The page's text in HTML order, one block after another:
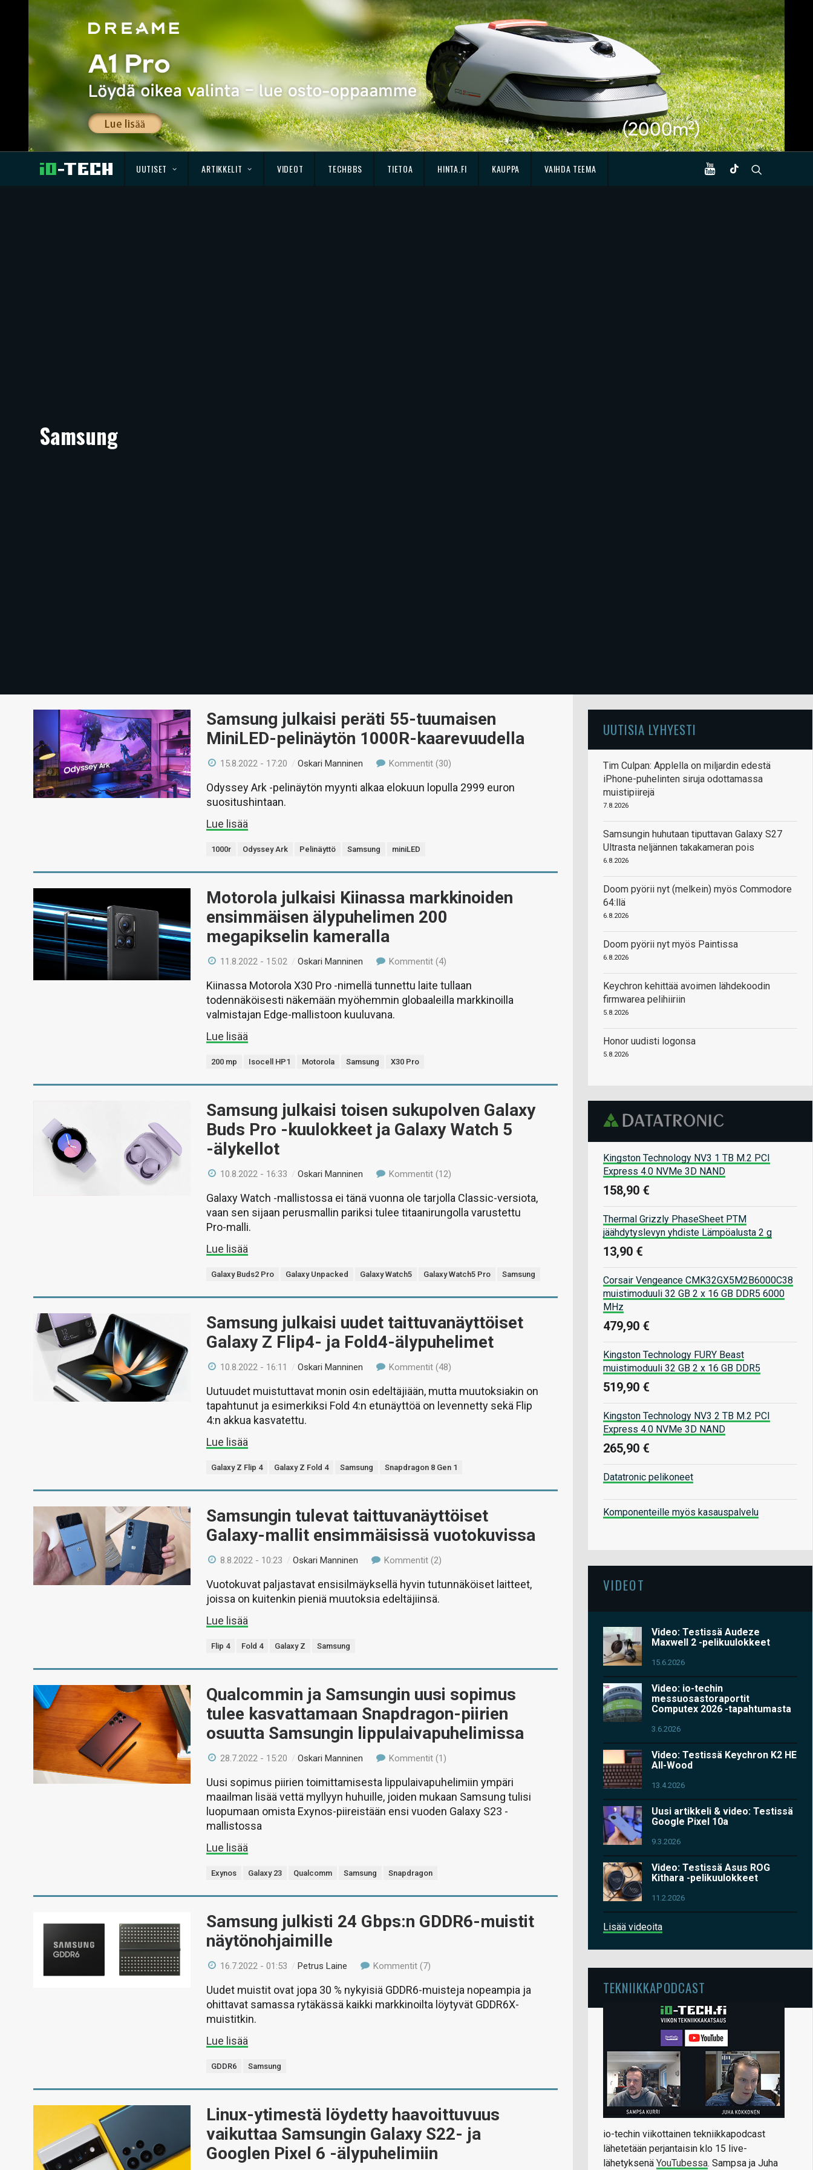
UUTISET ARTIKKELIT VIDEOT TECHBBS TIETOA HINTA.FI KAUPPA VAIHDA TEEMA
Samsung
Samsung julkaisi peräti 55-tuumaisen
MiniLED-pelinäytön 1000R-kaarevuudella
15.8.2022 - 17:20 /Oskari Manninen Kommentit (30)
Odyssey Ark -pelinäytön myynti alkaa elokuun lopulla 2999 euron
suositushintaan.
Lue lisää
1000r Odyssey Ark Pelinäyttö Samsung miniLED
Motorola julkaisi Kiinassa markkinoiden
ensimmäisen älypuhelimen 200
megapikselin kameralla
11.8.2022 - 15:02 /Oskari Manninen Kommentit (4)
Kiinassa Motorola X30 Pro -nimellä tunnettu laite tullaan
todennäköisesti näkemään myöhemmin globaaleilla markkinoilla
valmistajan Edge-mallistoon kuuluvana.
Lue lisää
200 mp Isocell HP1 Motorola Samsung X30 Pro
Samsung julkaisi toisen sukupolven Galaxy
Buds Pro -kuulokkeet ja Galaxy Watch 5
-älykellot
10.8.2022 - 16:33 /Oskari Manninen Kommentit (12)
Galaxy Watch -mallistossa ei tänä vuonna ole tarjolla Classic-versiota,
vaan sen sijaan perusmallin pariksi tulee titaanirungolla varustettu
Pro-malli.
Lue lisää
Galaxy Buds2 Pro Galaxy Unpacked Galaxy Watch5 Galaxy Watch5 Pro Samsung
Samsung julkaisi uudet taittuvanäyttöiset
Galaxy Z Flip4- ja Fold4-älypuhelimet
10.8.2022 - 16:11 /Oskari Manninen Kommentit (48)
Uutuudet muistuttavat monin osin edeltäjiään, mutta muutoksiakin on
tapahtunut ja esimerkiksi Fold 4:n etunäyttöä on levennetty sekä Flip
4:n akkua kasvatettu.
Lue lisää
Galaxy Z Flip 4 Galaxy Z Fold 4 Samsung Snapdragon 8 Gen 1
Samsungin tulevat taittuvanäyttöiset
Galaxy-mallit ensimmäisissä vuotokuvissa
8.8.2022 - 10:23 /Oskari Manninen Kommentit (2)
Vuotokuvat paljastavat ensisilmäyksellä hyvin tutunnäköiset laitteet,
joissa on kuitenkin pieniä muutoksia edeltäjiinsä.
Lue lisää
Flip 4 Fold 4 Galaxy Z Samsung
Qualcommin ja Samsungin uusi sopimus
tulee kasvattamaan Snapdragon-piirien
osuutta Samsungin lippulaivapuhelimissa
28.7.2022 - 15:20 /Oskari Manninen Kommentit (1)
Uusi sopimus piirien toimittamisesta lippulaivapuhelimiin ympäri
maailman lisää vettä myllyyn huhuille, joiden mukaan Samsung tulisi
luopumaan omista Exynos-piireistään ensi vuoden Galaxy S23 -
mallistossa
Lue lisää
Exynos Galaxy 23 Qualcomm Samsung Snapdragon
Samsung julkisti 24 Gbps:n GDDR6-muistit
näytönohjaimille
16.7.2022 - 01:53 /Petrus Laine Kommentit (7)
Uudet muistit ovat jopa 30 % nykyisiä GDDR6-muisteja nopeampia ja
ohittavat samassa rytäkässä kaikki markkinoilta löytyvät GDDR6X-
muistitkin.
Lue lisää
GDDR6 Samsung
Linux-ytimestä löydetty haavoittuvuus
vaikuttaa Samsungin Galaxy S22- ja
Googlen Pixel 6 -älypuhelimiin
UUTISIA LYHYESTI
Tim Culpan: Applella on miljardin edestä
iPhone-puhelinten siruja odottamassa
muistipiirejä
7.8.2026
Samsungin huhutaan tiputtavan Galaxy S27
Ultrasta neljännen takakameran pois
6.8.2026
Doom pyörii nyt (melkein) myös Commodore
64:llä
6.8.2026
Doom pyörii nyt myös Paintissa
6.8.2026
Keychron kehittää avoimen lähdekoodin
firmwarea pelihiiriin
5.8.2026
Honor uudisti logonsa
5.8.2026
Kingston Technology NV3 1 TB M.2 PCI
Express 4.0 NVMe 3D NAND
158,90 €
Thermal Grizzly PhaseSheet PTM
jäähdytyslevyn yhdiste Lämpöalusta 2 g
13,90 €
Corsair Vengeance CMK32GX5M2B6000C38
muistimoduuli 32 GB 2 x 16 GB DDR5 6000
MHz
479,90 €
Kingston Technology FURY Beast
muistimoduuli 32 GB 2 x 16 GB DDR5
519,90 €
Kingston Technology NV3 2 TB M.2 PCI
Express 4.0 NVMe 3D NAND
265,90 €
Datatronic pelikoneet
Komponenteille myös kasauspalvelu
VIDEOT
Video: Testissä Audeze
Maxwell 2 -pelikuulokkeet
15.6.2026
Video: io-techin
messuosastoraportit
Computex 2026 -tapahtumasta
3.6.2026
Video: Testissä Keychron K2 HE
All-Wood
13.4.2026
Uusi artikkeli & video: Testissä
Google Pixel 10a
9.3.2026
Video: Testissä Asus ROG
Kithara -pelikuulokkeet
11.2.2026
Lisää videoita
TEKNIIKKAPODCAST
io-techin viikottainen tekniikkapodcast
lähetetään perjantaisin klo 15 live-
lähetyksenä YouTubessa. Sampsa ja Juha